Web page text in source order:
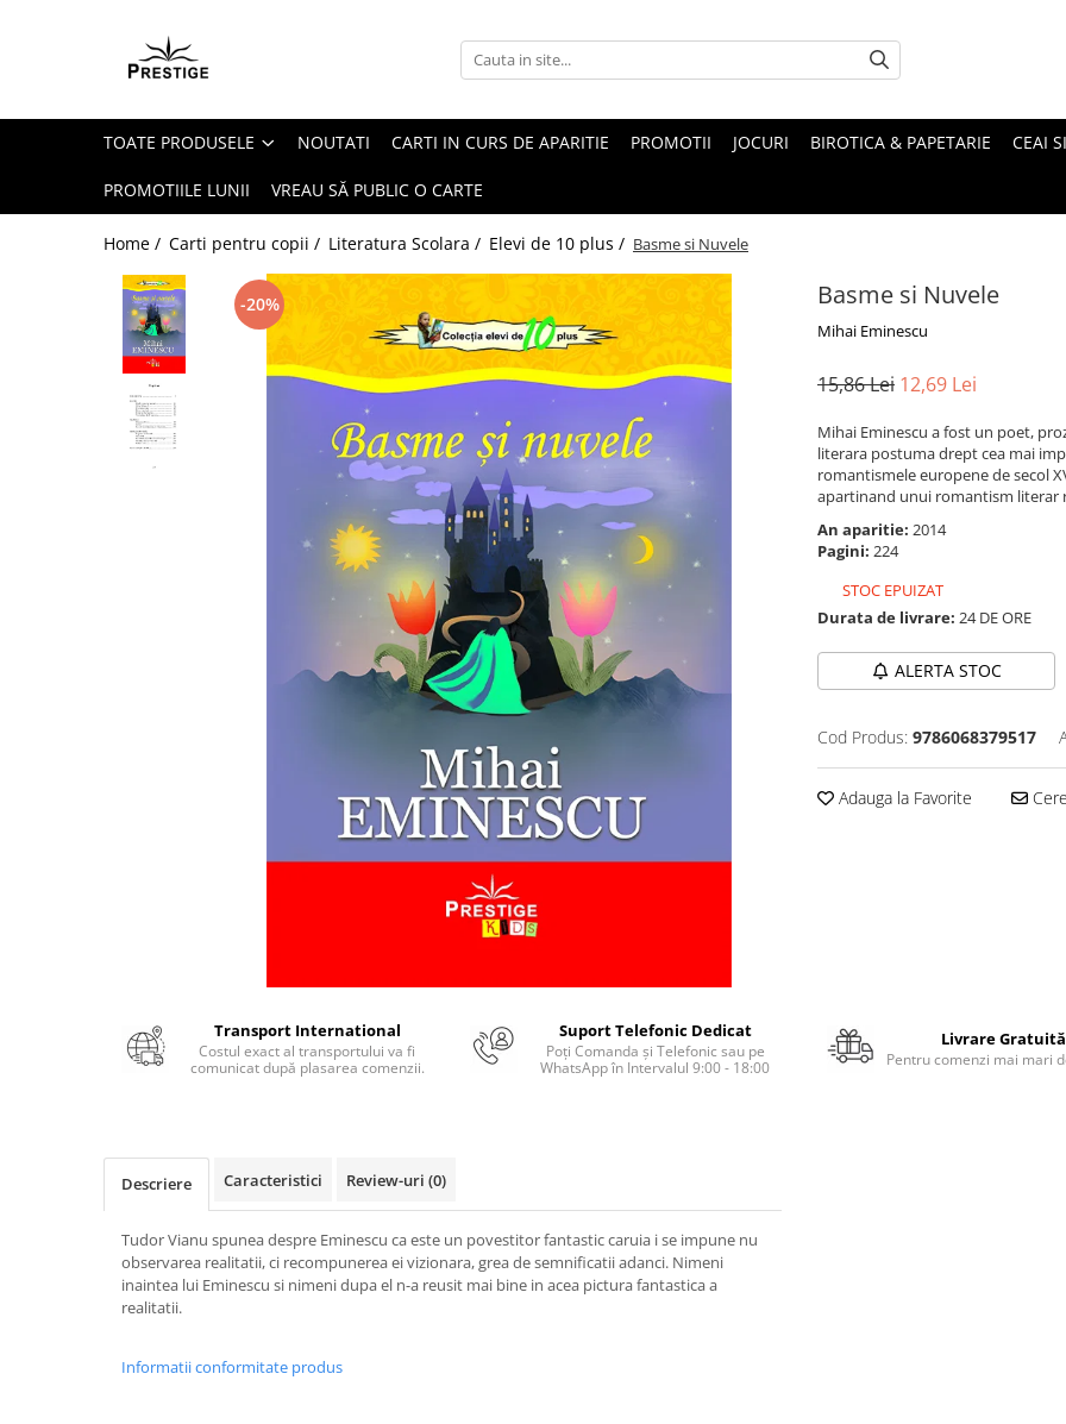
Toate Produsele
Pachete Speciale Carti
Spiritualitate - Ezoterism
AngelConnection
Arte Divinatorii
Dezvoltare Spirituala
KidConnection
Medicina & Farmacie
Medicina Pentru Toti
Starea de bine
TOATE PRODUSELE NOUTATI CARTI IN CURS DE APARITIE PROMOTII JOCURI BIROTICA & PAPETARIE CEAI
PROMOTIILE LUNII VREAU SĂ PUBLIC O CARTE
Home / Carti pentru copii / Literatura Scolara / Elevi de 10 plus / Basme si Nuvele
Basme si Nuvele
Mihai Eminescu
-20%
15,86 Lei 12,69 Lei
Mihai Eminescu a fost un poet,
literara postuma drept cea mai
romantismele europene de secol
apartinand unui romantism literar
An aparitie: 2014
Pagini: 224
STOC EPUIZAT
Durata de livrare: 24 DE ORE
ALERTA STOC
Cod Produs: 9786068379517
Adauga la Favorite
Transport International
Costul exact al transportului va fi
comunicat după plasarea comenzii.
Suport Telefonic Dedicat
Poți Comanda și Telefonic sau pe
WhatsApp în Intervalul 9:00 - 18:00
Livrare Gratuită
Pentru comenzi mai mari
Descriere Caracteristici Review-uri (0)
Tudor Vianu spunea despre Eminescu ca este un povestitor fantastic caruia i se impune nu
observarea realitatii, ci recompunerea ei vizionara, grea de semnificatii adanci. Nimeni
inaintea lui Eminescu si nimeni dupa el n-a reusit mai bine in acea pictura fantastica a
realitatii.
Informatii conformitate produs